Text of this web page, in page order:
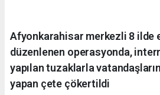
Afyonkarahisar merkezli 8 ilde
düzenlenen operasyonda,
yapılan tuzaklarla
yapan çete çökertildi